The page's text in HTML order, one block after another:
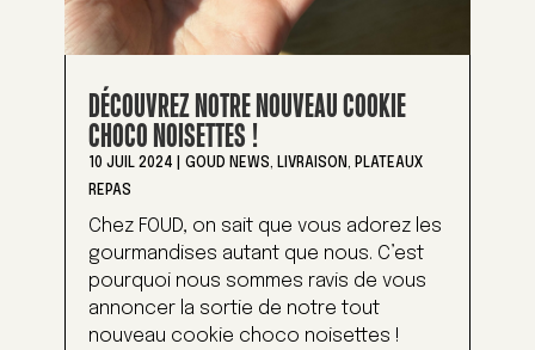
DÉCOUVREZ NOTRE NOUVEAU COOKIE
CHOCO NOISETTES !
10 JUIL 2024 GOUD NEWS, LIVRAISON, PLATEAUX
REPAS
Chez FOUD, on sait que vous adorez les
gourmandises autant que nous. C’est
pourquoi nous sommes ravis de vous
annoncer la sortie de notre tout
nouveau cookie choco noisettes !